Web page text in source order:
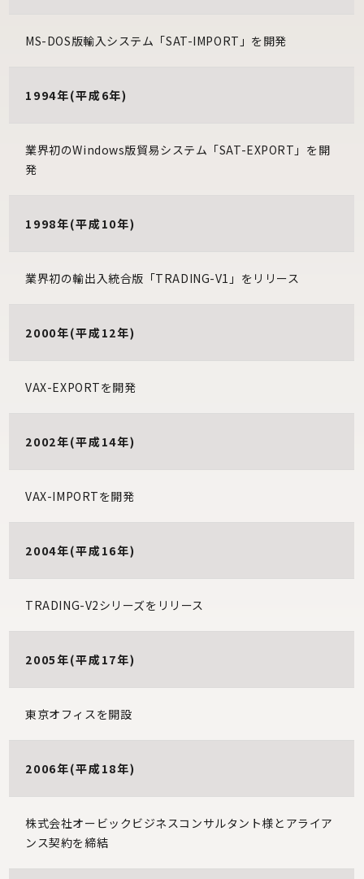
MS-DOS版輸入システム「SAT-IMPORT」を開発
1994年(平成6年)
業界初のWindows版貿易システム「SAT-EXPORT」を開
発
1998年(平成10年)
業界初の輸出入統合版「TRADING-V1」をリリース
2000年(平成12年)
VAX-EXPORTを開発
2002年(平成14年)
VAX-IMPORTを開発
2004年(平成16年)
TRADING-V2シリーズをリリース
2005年(平成17年)
東京オフィスを開設
2006年(平成18年)
株式会社オービックビジネスコンサルタント様とアライア
ンス契約を締結